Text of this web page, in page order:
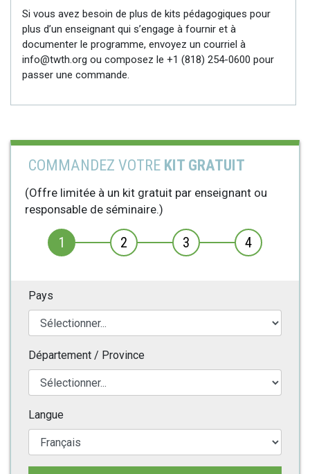
COMMANDEZ VOTRE KIT GRATUIT
(Offre limitée à un kit gratuit par enseignant ou
responsable de séminaire.)
1 2 3 4
Pays
Département / Province
Langue
Si vous avez besoin de plus de kits pédagogiques pour
plus d’un enseignant qui s’engage à fournir et à
documenter le programme, envoyez un courriel à
info@twth.org ou composez le +1 (818) 254-0600 pour
passer une commande.